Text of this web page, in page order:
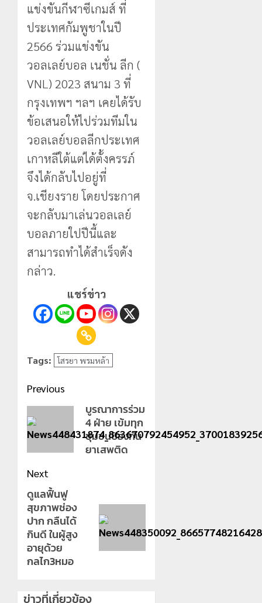
แข่งขันกีฬาซีเกมส์ ที่
ประเทศกัมพูชาในปี
2566 ร่วมแข่งขัน
วอลเลย์บอล เนชั่น ลีก (
VNL) 2023 สนาม 3 ที่
กรุงเทพฯ ฯลฯ เคยได้รับ
ข้อเสนอให้ไปร่วมทีมใน
วอลเลย์บอลลีกประเทศ
เกาหลีใต้แต่ได้ตั้งครรภ์
จึงได้กลับไปอยู่ที่
จ.เชียงราย โดยประกาศ
จะกลับมาเล่นวอลเลย์
บอลภายใปปีนี้และ
สามารถทำได้สำเร็จดัง
กล่าว.
แชร์ข่าว
Tags: โสรยา พรมหล้า
Post
navigation
Previous
Previous
post:
บูรณาการร่วม
4 ฝ่าย เข้มทุก
ชุมชนป้องกัน
ยาเสพติด
Next
Next
post:
ดูแลฟื้นฟู
สุขภาพช่อง
ปาก กลืนได้
กินดี ในผู้สูง
อายุด้วย
กลไก3หมอ
ข่าวที่เกี่ยวข้อง